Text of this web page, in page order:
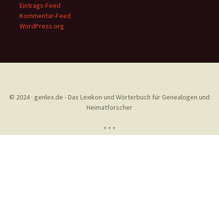
Eintrags-Feed
Kommentar-Feed
WordPress.org
© 2024 · genlex.de - Das Lexikon und Wörterbuch für Genealogen und
Heimatforscher
* * *